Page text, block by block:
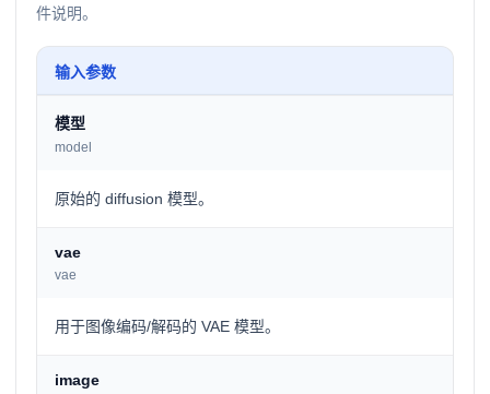
件说明。
输入参数
模型
model
原始的 diffusion 模型。
vae
vae
用于图像编码/解码的 VAE 模型。
image